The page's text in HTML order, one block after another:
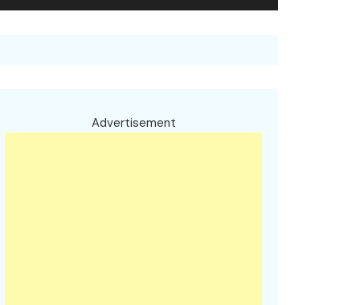
Advertisement